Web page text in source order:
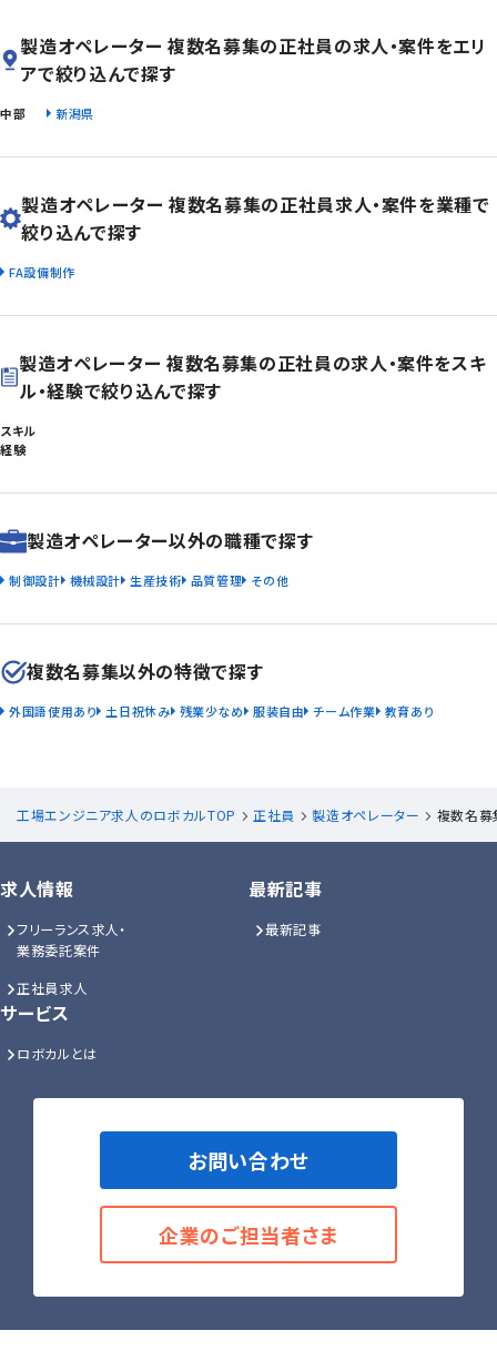
製造オペレーター 複数名募集の正社員の求人・案件をエリ
アで絞り込んで探す
中部 新潟県
製造オペレーター 複数名募集の正社員求人・案件を業種で
絞り込んで探す
FA設備制作
製造オペレーター 複数名募集の正社員の求人・案件をスキ
ル・経験で絞り込んで探す
スキル
経験
製造オペレーター以外の職種で探す
制御設計 機械設計 生産技術 品質管理 その他
複数名募集以外の特徴で探す
外国語使用あり 土日祝休み 残業少なめ 服装自由 チーム作業 教育あり
工場エンジニア求人のロボカルTOP 正社員 製造オペレーター 複数名募
求人情報
フリーランス求人・
業務委託案件
正社員求人
最新記事
最新記事
サービス
ロボカルとは
お問い合わせ
企業のご担当者さま